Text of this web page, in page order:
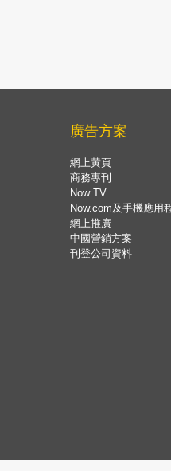
廣告方案
網上黃頁
商務專刊
Now TV
Now.com及手機應用
網上推廣
中國營銷方案
刊登公司資料